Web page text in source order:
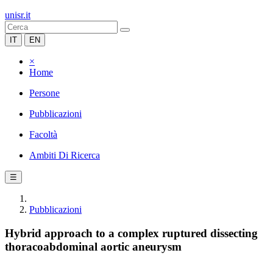
unisr.it
IT EN
×
Home
Persone
Pubblicazioni
Facoltà
Ambiti Di Ricerca
☰
Pubblicazioni
Hybrid approach to a complex ruptured dissecting
thoracoabdominal aortic aneurysm